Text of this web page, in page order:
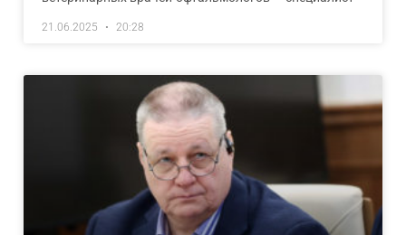
21.06.2025 20:28